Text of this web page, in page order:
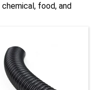
food, and